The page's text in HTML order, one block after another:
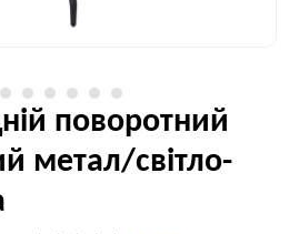
поворотний
метал/світло-